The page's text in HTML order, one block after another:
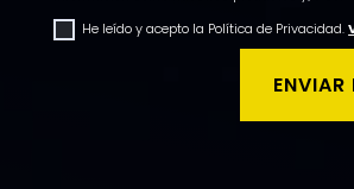
He leído y acepto la Política de Privacidad.
ENVIAR